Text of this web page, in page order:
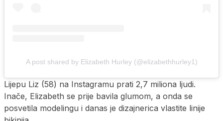
A post shared by Elizabeth Hurley (@elizabethhurley1)
Lijepu Liz (58) na Instagramu prati 2,7 miliona ljudi.
Inače, Elizabeth se prije bavila glumom, a onda se
posvetila modelingu i danas je dizajnerica vlastite linije